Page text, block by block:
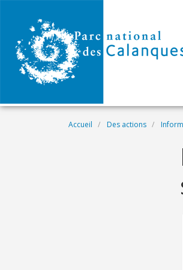
Fil d'Ariane
Accueil Des actions